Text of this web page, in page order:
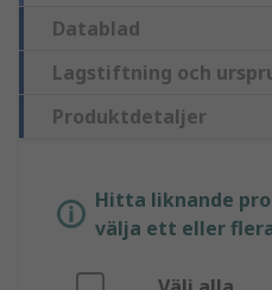
Datablad
Lagstiftning och
Produktdetaljer
Hitta liknande
välja ett eller